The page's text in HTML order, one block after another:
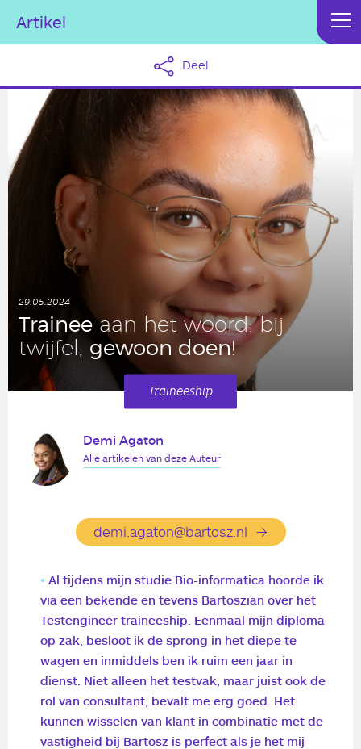
Artikel
Deel
Traineeaan het woord: bij
twijfel,gewoon doen!
29.05.2024
Traineeship
Al tijdens mijn studie Bio-informatica hoorde ik
via een bekende en tevens Bartoszian over het
Testengineer traineeship. Eenmaal mijn diploma
op zak, besloot ik de sprong in het diepe te
wagen en inmiddels ben ik ruim een jaar in
dienst. Niet alleen het testvak, maar juist ook de
rol van consultant, bevalt me erg goed. Het
kunnen wisselen van klant in combinatie met de
vastigheid bij Bartosz is perfect als je het mij
Demi Agaton
Alle artikelen van deze Auteur
demi.agaton@bartosz.nl